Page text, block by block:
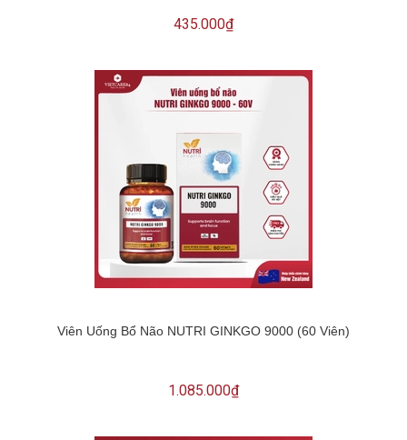
435.000₫
Viên Uống Bổ Não NUTRI GINKGO 9000 (60 Viên)
1.085.000₫